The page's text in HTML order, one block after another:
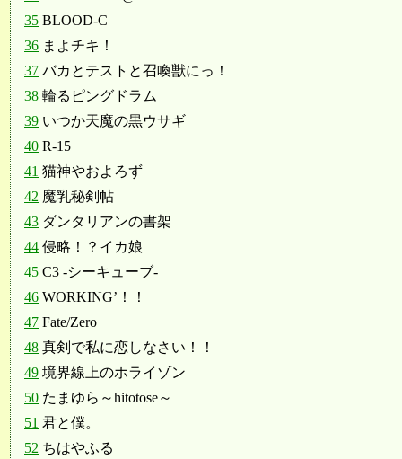
35 BLOOD-C
36 まよチキ！
37 バカとテストと召喚獣にっ！
38 輪るピングドラム
39 いつか天魔の黒ウサギ
40 R-15
41 猫神やおよろず
42 魔乳秘剣帖
43 ダンタリアンの書架
44 侵略！？イカ娘
45 C3 -シーキューブ-
46 WORKING’！！
47 Fate/Zero
48 真剣で私に恋しなさい！！
49 境界線上のホライゾン
50 たまゆら～hitotose～
51 君と僕。
52 ちはやふる